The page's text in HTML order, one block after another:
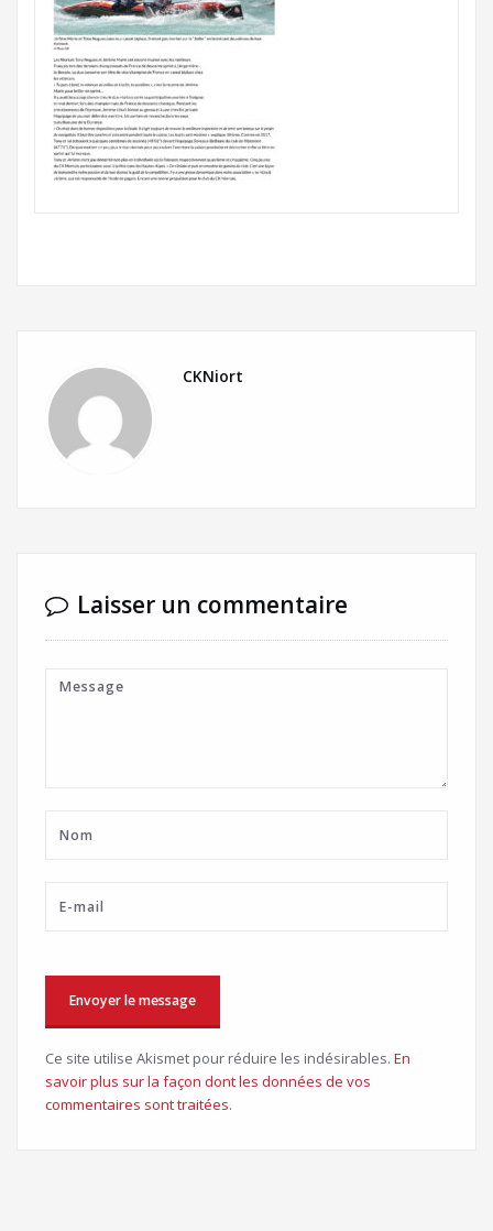
CKNiort
Laisser un commentaire
Ce site utilise Akismet pour réduire les indésirables. En
savoir plus sur la façon dont les données de vos
commentaires sont traitées.